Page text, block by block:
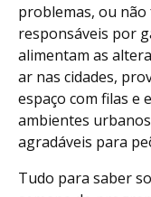
problemas, ou
responsáveis por
alimentam as
ar nas cidades,
espaço com filas e
ambientes
agradáveis para
Tudo para saber